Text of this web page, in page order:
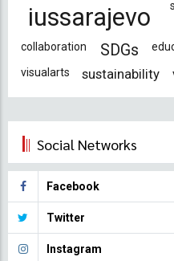
iussarajevo
collaboration SDGs
visualarts
sustainability
Social Networks
Facebook
Twitter
Instagram